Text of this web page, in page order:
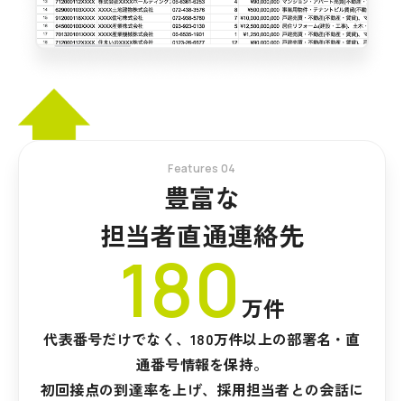
Features 04
豊富な
担当者直通連絡先
180 万件
代表番号だけでなく、180万件以上の部署名・直
通番号情報を保持。
初回接点の到達率を上げ、採用担当者との会話に